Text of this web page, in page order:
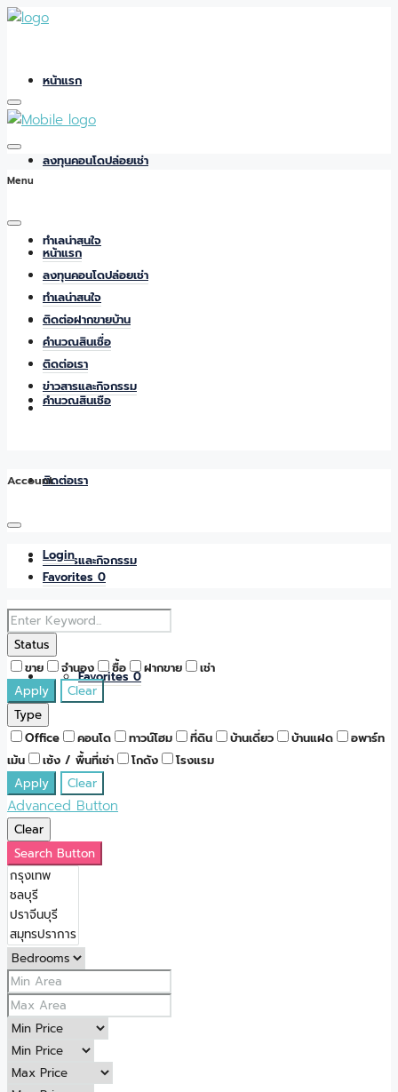
หน้าแรก
ลงทุนคอนโดปล่อยเช่า
ทำเลน่าสนใจ
ติดต่อฝากขายบ้าน
คำนวณสินเชื่อ
ติดต่อเรา
ข่าวสารและกิจกรรม
Favorites0
Menu
หน้าแรก
ลงทุนคอนโดปล่อยเช่า
ทำเลน่าสนใจ
ติดต่อฝากขายบ้าน
คำนวณสินเชื่อ
ติดต่อเรา
ข่าวสารและกิจกรรม
Account
Login
Favorites 0
Status
ขาย จำนอง ซื้อ ฝากขาย เช่า
Apply
Clear
Type
Office คอนโด ทาวน์โฮม ที่ดิน บ้านเดี่ยว บ้านแฝด
อพาร์ท
เม้น
เซ้ง / พื้นที่เช่า โกดัง โรงแรม
Apply Clear
Advanced Button
Clear
Search Button